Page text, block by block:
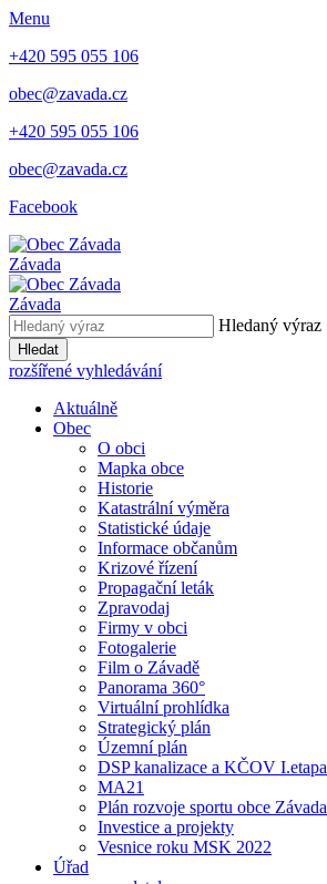
Menu
+420 595 055 106
obec@zavada.cz
+420 595 055 106
obec@zavada.cz
Facebook
Závada
Závada
Hledaný výraz
Hledat
rozšířené vyhledávání
Aktuálně
Obec
O obci
Mapka obce
Historie
Katastrální výměra
Statistické údaje
Informace občanům
Krizové řízení
Propagační leták
Zpravodaj
Firmy v obci
Fotogalerie
Film o Závadě
Panorama 360°
Virtuální prohlídka
Strategický plán
Územní plán
DSP kanalizace a KČOV I.etapa
MA21
Plán rozvoje sportu obce Závada
Investice a projekty
Vesnice roku MSK 2022
Úřad